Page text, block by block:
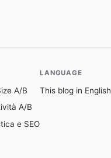
A/B
A/B
e SEO
LANGUAGE
This blog in English